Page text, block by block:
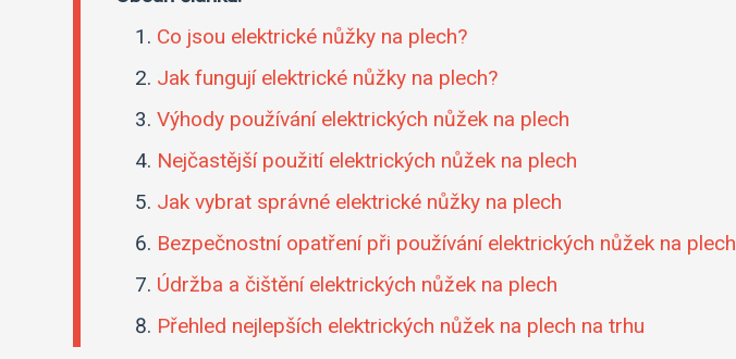
Co jsou elektrické nůžky na plech?
Jak fungují elektrické nůžky na plech?
Výhody používání elektrických nůžek na plech
Nejčastější použití elektrických nůžek na plech
Jak vybrat správné elektrické nůžky na plech
Bezpečnostní opatření při používání elektrických nůžek na plech
Údržba a čištění elektrických nůžek na plech
Přehled nejlepších elektrických nůžek na plech na trhu